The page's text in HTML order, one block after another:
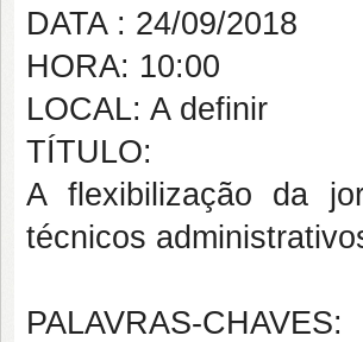
DATA : 24/09/2018
HORA: 10:00
LOCAL: A definir
TÍTULO:
A flexibilização da
técnicos
PALAVRAS-CHAVES: